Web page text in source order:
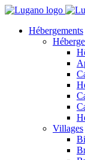
Hébergements
Villages